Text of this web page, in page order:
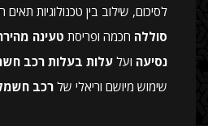
לסיכום, שילוב בין טכנולוגיות
סוללה חכמה ופריסת טעינה
נסיעה ועל עלות בעלות רכב
שימוש מיושם וריאלי של רכב